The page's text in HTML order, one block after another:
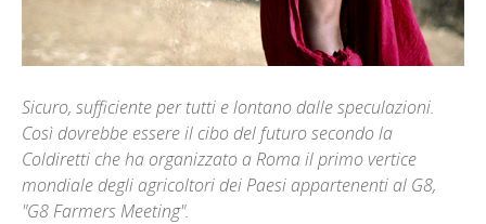
Sicuro, sufficiente per tutti e lontano dalle speculazioni.
Così dovrebbe essere il cibo del futuro secondo la
Coldiretti che ha organizzato a Roma il primo vertice
mondiale degli agricoltori dei Paesi appartenenti al G8,
"G8 Farmers Meeting".